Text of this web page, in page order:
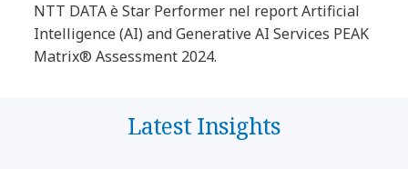
NTT DATA è Star Performer nel report Artificial
Intelligence (AI) and Generative AI Services PEAK
Matrix® Assessment 2024.
Latest Insights